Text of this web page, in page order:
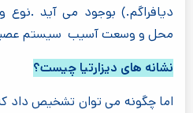
دیافراگم.) بوجود می آید
محل و وسعت آسیب سیستم عصبی
نشانه های دیزارتیا چیست؟
اما چگونه می توان تشخیص داد